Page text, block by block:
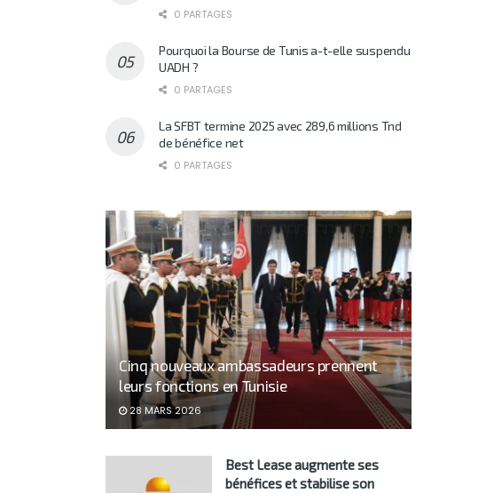
0 PARTAGES
Pourquoi la Bourse de Tunis a-t-elle suspendu
UADH ?
0 PARTAGES
La SFBT termine 2025 avec 289,6 millions Tnd
de bénéfice net
0 PARTAGES
Cinq nouveaux ambassadeurs prennent
leurs fonctions en Tunisie
28 MARS 2026
Best Lease augmente ses
bénéfices et stabilise son